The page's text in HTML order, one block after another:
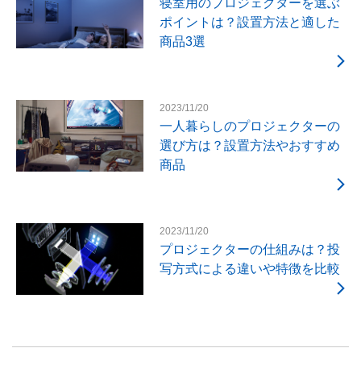
寝室用のプロジェクターを選ぶ
ポイントは？設置方法と適した
商品3選
2023/11/20
一人暮らしのプロジェクターの
選び方は？設置方法やおすすめ
商品
2023/11/20
プロジェクターの仕組みは？投
写方式による違いや特徴を比較